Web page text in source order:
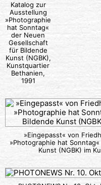
Katalog zur
Ausstellung
»Photographie
hat Sonntag«
der Neuen
Gesellschaft
für Bildende
Kunst (NGBK),
Kunstquartier
Bethanien,
1991
»Eingepasst« von
»Photographie hat
Kunst (NGBK) im